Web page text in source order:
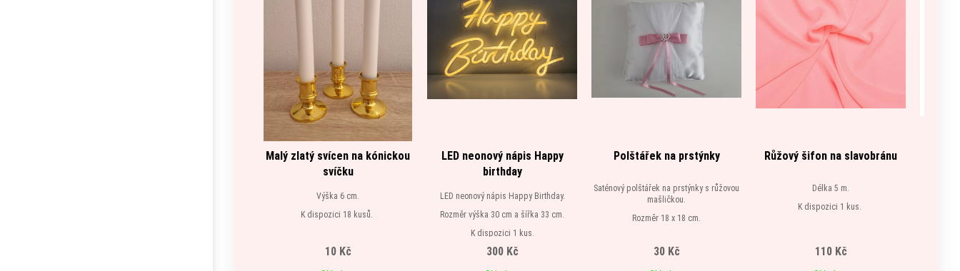
Malý zlatý svícen na kónickou
svíčku
Výška 6 cm.
K dispozici 18 kusů.
10 Kč
LED neonový nápis Happy
birthday
LED neonový nápis Happy Birthday.
Rozměr výška 30 cm a šířka 33 cm.
K dispozici 1 kus.
300 Kč
Polštářek na prstýnky
Saténový polštářek na prstýnky s růžovou
mašličkou.
Rozměr 18 x 18 cm.
30 Kč
Růžový šifon na slavobránu
Délka 5 m.
K dispozici 1 kus.
110 Kč